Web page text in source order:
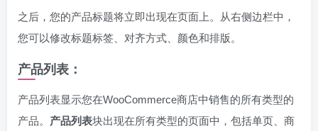
之后，您的产品标题将立即出现在页面上。从右侧边栏中，
您可以修改标题标签、对齐方式、颜色和排版。
产品列表：
产品列表显示您在WooCommerce商店中销售的所有类型的
产品。 产品列表块出现在所有类型的页面中，包括单页、商